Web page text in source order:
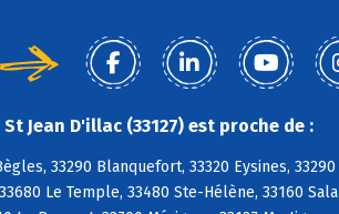
Jean D'illac (33127) est proche de :
33290 Blanquefort, 33320 Eysines,
Le Temple, 33480 Ste-Hélène, 33160